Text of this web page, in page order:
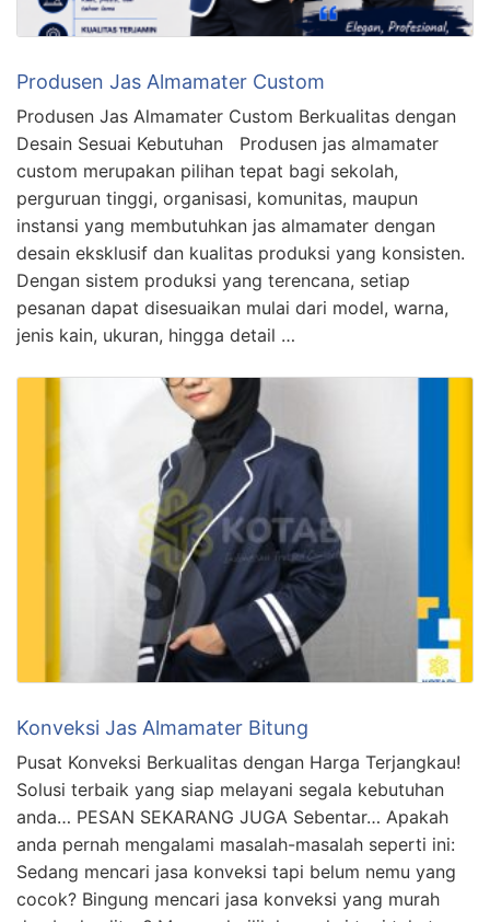
Produsen Jas Almamater Custom
Produsen Jas Almamater Custom Berkualitas dengan
Desain Sesuai Kebutuhan Produsen jas almamater
custom merupakan pilihan tepat bagi sekolah,
perguruan tinggi, organisasi, komunitas, maupun
instansi yang membutuhkan jas almamater dengan
desain eksklusif dan kualitas produksi yang konsisten.
Dengan sistem produksi yang terencana, setiap
pesanan dapat disesuaikan mulai dari model, warna,
jenis kain, ukuran, hingga detail …
Konveksi Jas Almamater Bitung
Pusat Konveksi Berkualitas dengan Harga Terjangkau!
Solusi terbaik yang siap melayani segala kebutuhan
anda… PESAN SEKARANG JUGA Sebentar… Apakah
anda pernah mengalami masalah-masalah seperti ini:
Sedang mencari jasa konveksi tapi belum nemu yang
cocok? Bingung mencari jasa konveksi yang murah